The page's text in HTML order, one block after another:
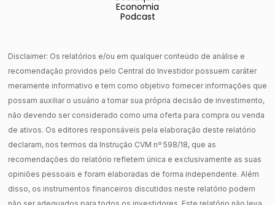
Economia
Podcast
Disclaimer: Os relatórios e/ou em qualquer conteúdo de análise e
recomendação providos pelo Central do Investidor possuem caráter
meramente informativo e tem como objetivo fornecer informações que
possam auxiliar o usuário a tomar sua própria decisão de investimento,
não devendo ser considerado como uma oferta para compra ou venda
de ativos. Os editores responsáveis pela elaboração deste relatório
declaram, nos termos da Instrução CVM nº 598/18, que as
recomendações do relatório refletem única e exclusivamente as suas
opiniões pessoais e foram elaboradas de forma independente. Além
disso, os instrumentos financeiros discutidos neste relatório podem